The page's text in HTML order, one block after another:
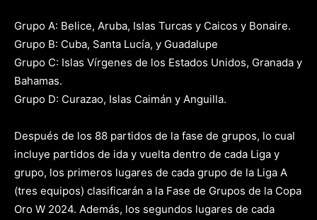
Grupo A: Belice, Aruba, Islas Turcas y Caicos y Bonaire.
Grupo B: Cuba, Santa Lucía, y Guadalupe
Grupo C: Islas Vírgenes de los Estados Unidos, Granada y
Bahamas.
Grupo D: Curazao, Islas Caimán y Anguilla.
Después de los 88 partidos de la fase de grupos, lo cual
incluye partidos de ida y vuelta dentro de cada Liga y
grupo, los primeros lugares de cada grupo de la Liga A
(tres equipos) clasificarán a la Fase de Grupos de la Copa
Oro W 2024. Además, los segundos lugares de cada